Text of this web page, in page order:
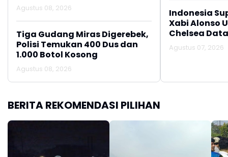
Agustus 08, 2026
Tiga Gudang Miras Digerebek,
Polisi Temukan 400 Dus dan
1.000 Botol Kosong
Agustus 08, 2026
Indonesia
Xabi Alonso
Chelsea
Agustus 07, 2026
BERITA REKOMENDASI PILIHAN